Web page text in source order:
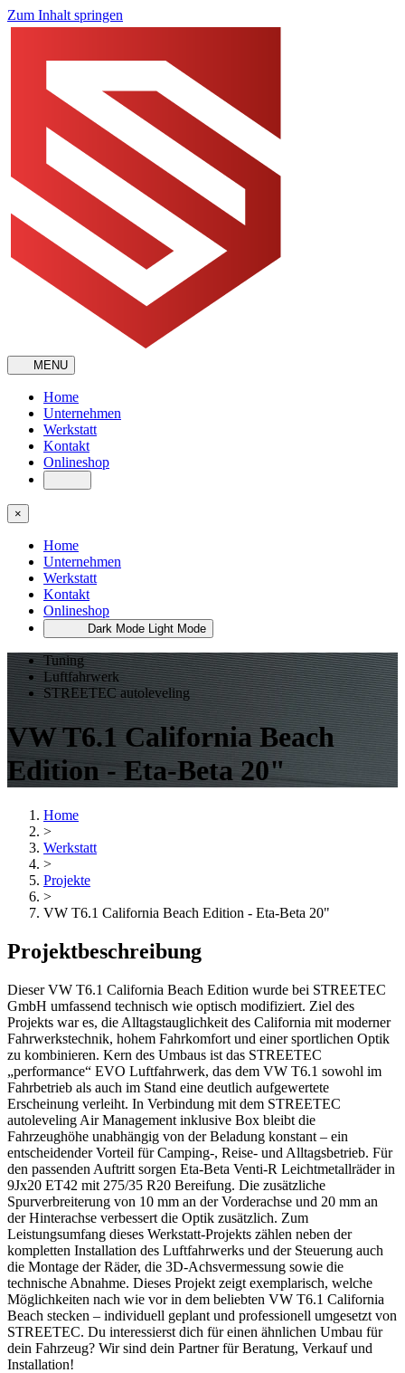
Zum Inhalt springen
MENU
Home
Unternehmen
Werkstatt
Kontakt
Onlineshop
×
Home
Unternehmen
Werkstatt
Kontakt
Onlineshop
Dark Mode Light Mode
Tuning
Luftfahrwerk
STREETEC autoleveling
VW T6.1 California Beach
Edition - Eta-Beta 20"
Home
>
Werkstatt
>
Projekte
>
VW T6.1 California Beach Edition - Eta-Beta 20"
Projektbeschreibung
Dieser VW T6.1 California Beach Edition wurde bei STREETEC
GmbH umfassend technisch wie optisch modifiziert. Ziel des
Projekts war es, die Alltagstauglichkeit des California mit moderner
Fahrwerkstechnik, hohem Fahrkomfort und einer sportlichen Optik
zu kombinieren. Kern des Umbaus ist das STREETEC
„performance“ EVO Luftfahrwerk, das dem VW T6.1 sowohl im
Fahrbetrieb als auch im Stand eine deutlich aufgewertete
Erscheinung verleiht. In Verbindung mit dem STREETEC
autoleveling Air Management inklusive Box bleibt die
Fahrzeughöhe unabhängig von der Beladung konstant – ein
entscheidender Vorteil für Camping-, Reise- und Alltagsbetrieb. Für
den passenden Auftritt sorgen Eta-Beta Venti-R Leichtmetallräder in
9Jx20 ET42 mit 275/35 R20 Bereifung. Die zusätzliche
Spurverbreiterung von 10 mm an der Vorderachse und 20 mm an
der Hinterachse verbessert die Optik zusätzlich. Zum
Leistungsumfang dieses Werkstatt-Projekts zählen neben der
kompletten Installation des Luftfahrwerks und der Steuerung auch
die Montage der Räder, die 3D-Achsvermessung sowie die
technische Abnahme. Dieses Projekt zeigt exemplarisch, welche
Möglichkeiten nach wie vor in dem beliebten VW T6.1 California
Beach stecken – individuell geplant und professionell umgesetzt von
STREETEC. Du interessierst dich für einen ähnlichen Umbau für
dein Fahrzeug? Wir sind dein Partner für Beratung, Verkauf und
Installation!